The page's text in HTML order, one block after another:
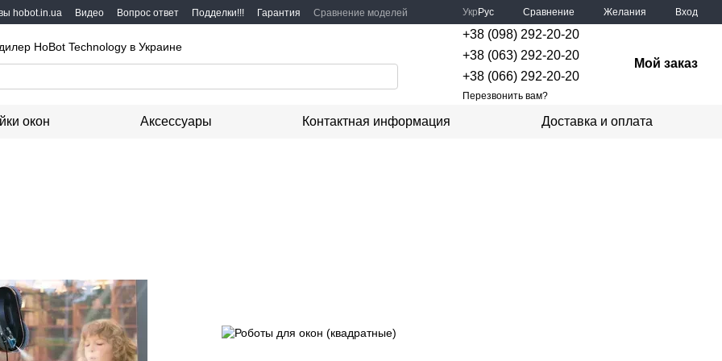
hobot.in.ua Видео Вопрос ответ Подделки!!! Гарантия Сравнение моделей Укр Рус Сравнение Желания Вход
HoBot Technology в Украине
+38 (098) 292-20-20
+38 (063) 292-20-20
+38 (066) 292-20-20
Перезвонить вам?
Мой заказ
окон Аксессуары Контактная информация Доставка и оплата